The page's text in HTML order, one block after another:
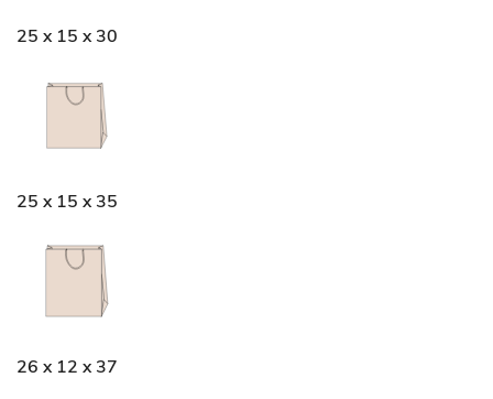
25 x 15 x 30
25 x 15 x 35
26 x 12 x 37